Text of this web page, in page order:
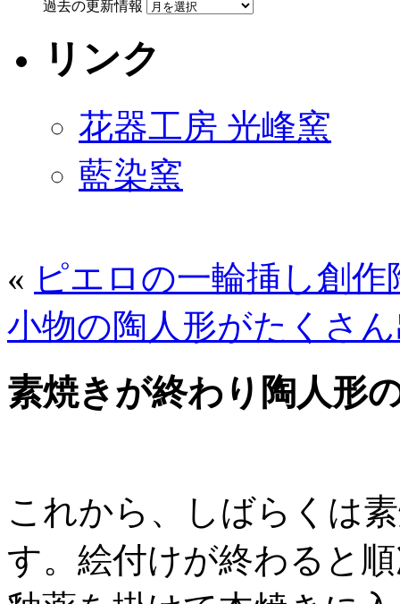
過去の更新情報
リンク
花器工房 光峰窯
藍染窯
« ピエロの一輪挿し創
小物の陶人形がたくさ
素焼きが終わり陶人形
これから、しばらくは
す。絵付けが終わると